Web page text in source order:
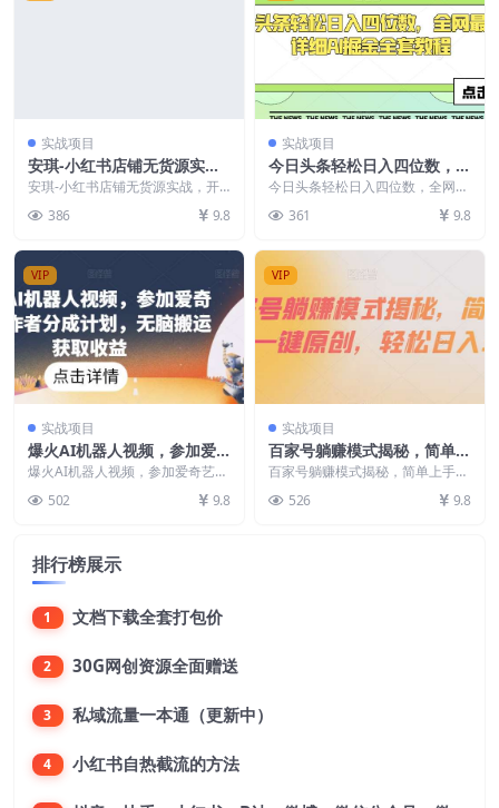
实战项目
安琪-小红书店铺无货源实
战，开店到售后全流程操作
安琪-小红书店铺无货源实战，开
第1节：什么是...
386 9.8
实战项目
今日头条轻松日入四位数，全
网最新最详细AI掘金全套教
程【揭秘】
今日头条轻松日入四位数，全网最
今日头条这个平台...
361 9.8
VIP
实战项目
爆火AI机器人视频，参加爱
奇艺创作者分成计划，无脑搬
爆火AI机器人视频，参加爱奇艺创
【揭秘】 爱奇艺，...
502 9.8
VIP
实战项目
百家号躺赚模式揭秘，简单上
手，一键原创，轻松日入300
百家号躺赚模式揭秘，简单上手，
秘】 项目介绍： 今...
526 9.8
排行榜展示
1 文档下载全套打包价
2 30G网创资源全面赠送
3 私域流量一本通（更新中）
4 小红书自热截流的方法